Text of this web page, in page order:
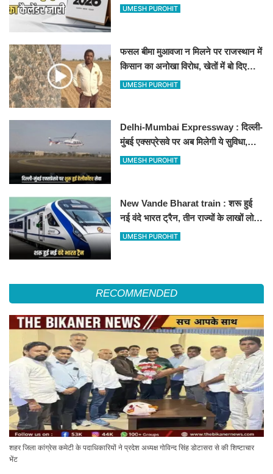
अवकाश, देखें
UMESH PUROHIT
फसल बीमा मुआवजा न मिलने पर राजस्थान में
किसान का अनोखा विरोध, खेतों में बो दिए
500-500 रुपए के नोट, वीडियो वायरल
UMESH PUROHIT
Delhi-Mumbai Expressway : दिल्ली-
मुंबई एक्सप्रेसवे पर अब मिलेगी ये सुविधा,
हेलीकॉप्टर सर्विस से तुरंत घायल पहुंचेगा
UMESH PUROHIT
New Vande Bharat train : शरू हुई
नई वंदे भारत ट्रैन, तीन राज्यों के लाखों लोगों
का सफर होगा आसान, देखें पूरा रूटमैप
UMESH PUROHIT
RECOMMENDED
शहर जिला कांग्रेस कमेटी के पदाधिकारियों ने प्रदेश अध्यक्ष गोविन्द सिंह डोटासरा से की शिष्टाचार
भेंट